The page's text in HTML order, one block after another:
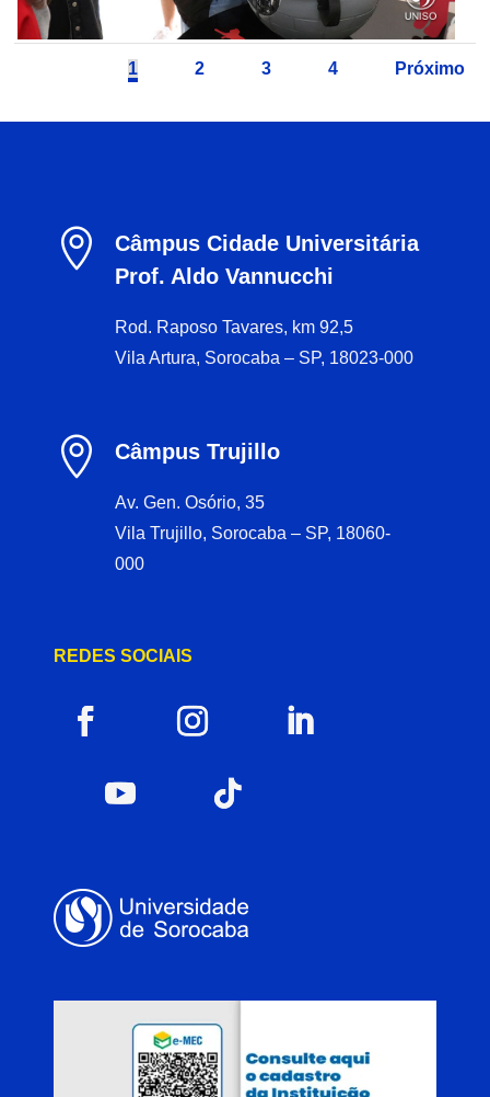
1 2 3 4 Próximo

Câmpus Cidade Universitária
Prof. Aldo Vannucchi
Rod. Raposo Tavares, km 92,5
Vila Artura, Sorocaba – SP, 18023-000
 Câmpus Trujillo
Av. Gen. Osório, 35
Vila Trujillo, Sorocaba – SP, 18060-
000
REDES SOCIAIS